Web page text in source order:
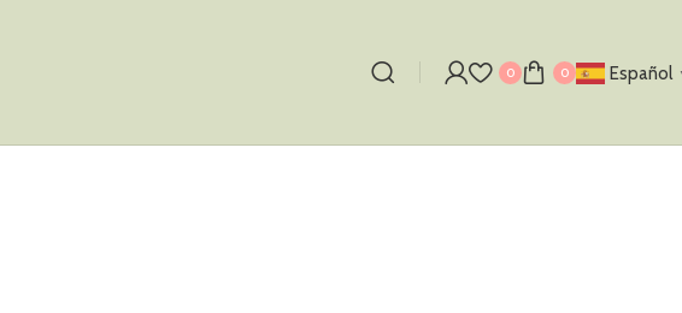
0 0 Español